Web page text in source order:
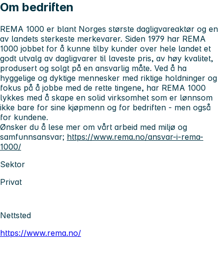
Om bedriften
REMA 1000 er blant Norges største dagligvareaktør og en
av landets sterkeste merkevarer. Siden 1979 har REMA
1000 jobbet for å kunne tilby kunder over hele landet et
godt utvalg av dagligvarer til laveste pris, av høy kvalitet,
produsert og solgt på en ansvarlig måte. Ved å ha
hyggelige og dyktige mennesker med riktige holdninger og
fokus på å jobbe med de rette tingene, har REMA 1000
lykkes med å skape en solid virksomhet som er lønnsom
ikke bare for sine kjøpmenn og for bedriften - men også
for kundene.
Ønsker du å lese mer om vårt arbeid med miljø og
samfunnsansvar; https://www.rema.no/ansvar-i-rema-
1000/
Sektor
Privat
Nettsted
https://www.rema.no/